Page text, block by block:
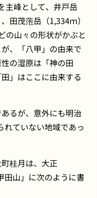
主峰として、井戸岳
田茂萢岳（1,334ｍ）
の山々の形状がかぶと
、「八甲」の由来で
の湿原は「神の田
」はここに由来する
るが、意外にも明治
ていない地域であっ
桂月は、大正
田山」に次のように書